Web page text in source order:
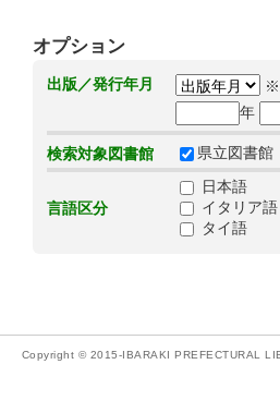
オプション
出版／発行年月
※
年
検索対象図書館 県立図書館
言語区分
日本語
イタリア語
タイ語
Copyright © 2015-IBARAKI PREFECTURAL